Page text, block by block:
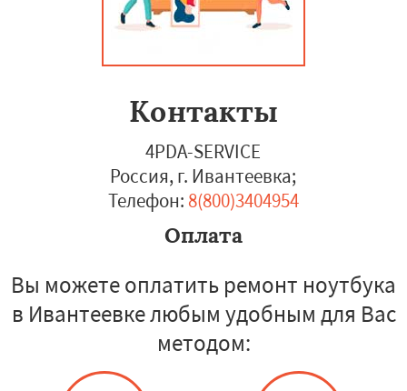
Контакты
4PDA-SERVICE
Россия, г. Ивантеевка;
Телефон: 8(800)3404954
Оплата
Вы можете оплатить ремонт ноутбука
в Ивантеевке любым удобным для Вас
методом: